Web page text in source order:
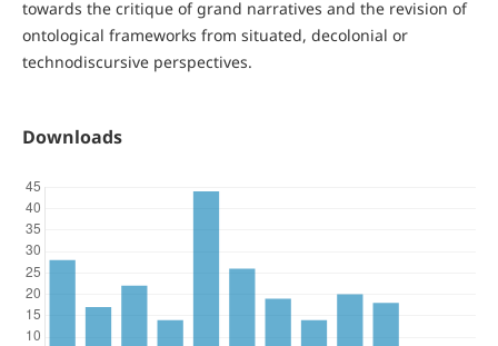
towards the critique of grand narratives and the revision of
ontological frameworks from situated, decolonial or
technodiscursive perspectives.
Downloads